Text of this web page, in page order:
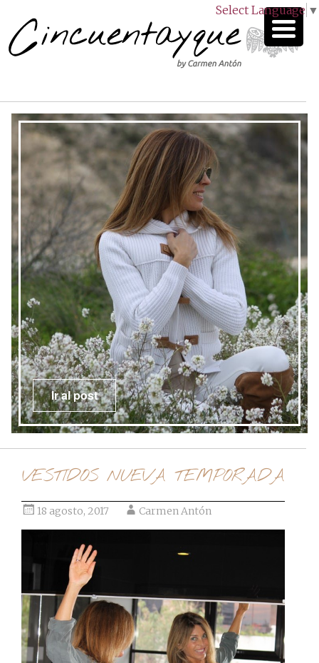
Select Language ▼
Ir al post
VESTIDOS NUEVA TEMPORADA
18 agosto, 2017 Carmen Antón